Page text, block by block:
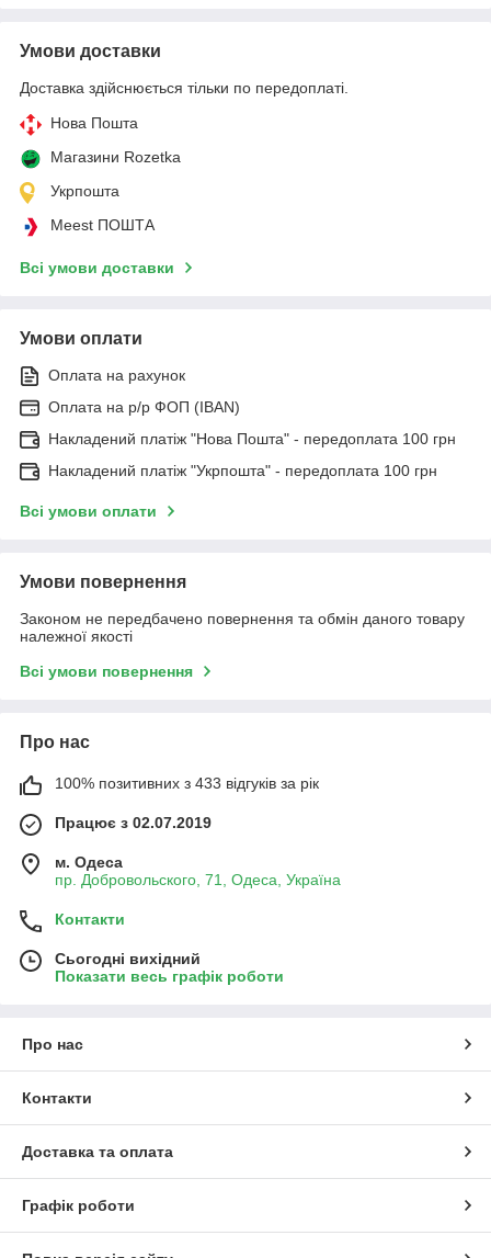
Умови доставки
Доставка здійснюється тільки по передоплаті.
Нова Пошта
Магазини Rozetka
Укрпошта
Meest ПОШТА
Всі умови доставки
Умови оплати
Оплата на рахунок
Оплата на р/р ФОП (IBAN)
Накладений платіж "Нова Пошта" - передоплата 100 грн
Накладений платіж "Укрпошта" - передоплата 100 грн
Всі умови оплати
Умови повернення
Законом не передбачено повернення та обмін даного товару
належної якості
Всі умови повернення
Про нас
100% позитивних з 433 відгуків за рік
Працює з 02.07.2019
м. Одеса
пр. Добровольского, 71, Одеса, Україна
Контакти
Сьогодні вихідний
Показати весь графік роботи
Про нас
Контакти
Доставка та оплата
Графік роботи